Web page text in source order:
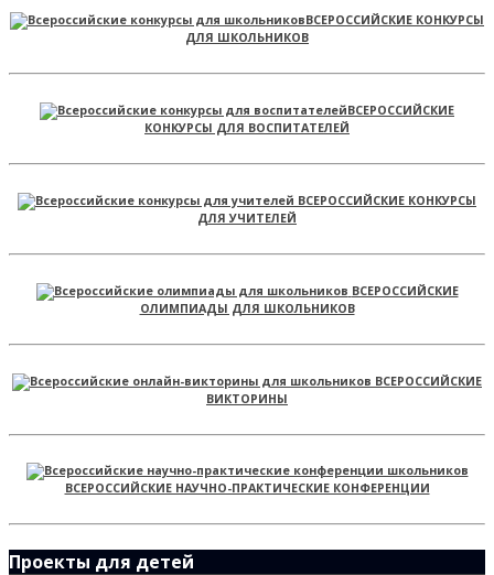
ВСЕРОССИЙСКИЕ КОНКУРСЫ
ДЛЯ ШКОЛЬНИКОВ
ВСЕРОССИЙСКИЕ
КОНКУРСЫ ДЛЯ ВОСПИТАТЕЛЕЙ
ВСЕРОССИЙСКИЕ КОНКУРСЫ
ДЛЯ УЧИТЕЛЕЙ
ВСЕРОССИЙСКИЕ
ОЛИМПИАДЫ ДЛЯ ШКОЛЬНИКОВ
ВСЕРОССИЙСКИЕ
ВИКТОРИНЫ
ВСЕРОССИЙСКИЕ НАУЧНО-ПРАКТИЧЕСКИЕ КОНФЕРЕНЦИИ
Проекты для детей